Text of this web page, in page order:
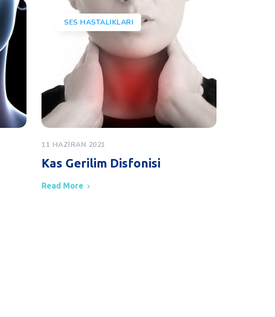
SES HASTALIKLARI
11 HAZIRAN 2021
Kas Gerilim Disfonisi
Read More